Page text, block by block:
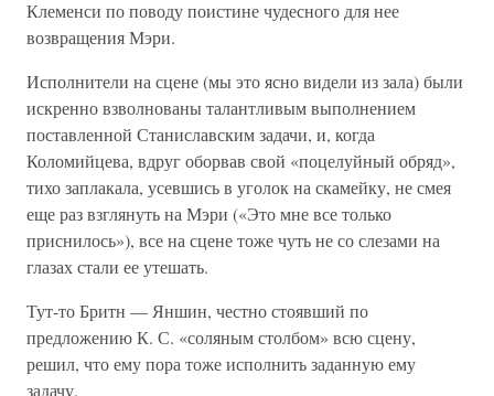
Клеменси по поводу поистине чудесного для нее
возвращения Мэри.
Исполнители на сцене (мы это ясно видели из зала) были
искренно взволнованы талантливым выполнением
поставленной Станиславским задачи, и, когда
Коломийцева, вдруг оборвав свой «поцелуйный обряд»,
тихо заплакала, усевшись в уголок на скамейку, не смея
еще раз взглянуть на Мэри («Это мне все только
приснилось»), все на сцене тоже чуть не со слезами на
глазах стали ее утешать.
Тут-то Бритн — Яншин, честно стоявший по
предложению К. С. «соляным столбом» всю сцену,
решил, что ему пора тоже исполнить заданную ему
задачу.